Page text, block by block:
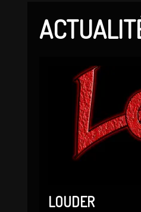
LOUDER